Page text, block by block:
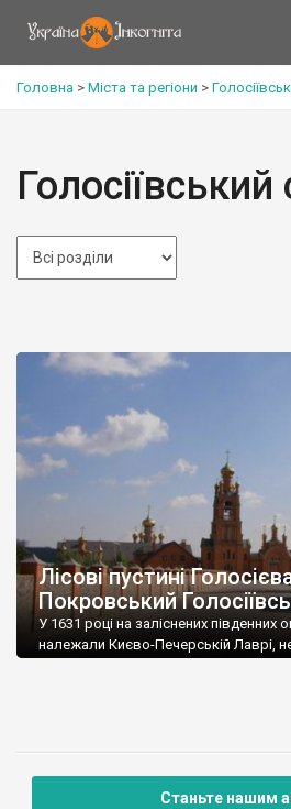
Головна > Міста та регіони >
Голосіївський
Лісові пустині
Покровський
У 1631 році на заліснених південних
належали Києво-Печерській Лаврі,
Станьте нашим